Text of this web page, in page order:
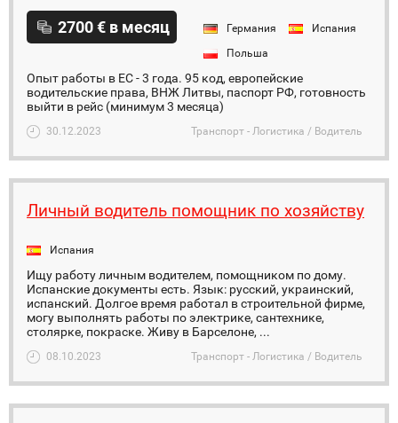
2700 € в месяц Германия
Испания
Польша
Опыт работы в ЕС - 3 года. 95 код, европейские
водительские права, ВНЖ Литвы, паспорт РФ, готовность
выйти в рейс (минимум 3 месяца)
30.12.2023 Транспорт - Логистика / Водитель
Личный водитель помощник по хозяйству
Испания
Ищу работу личным водителем, помощником по дому.
Испанские документы есть. Язык: русский, украинский,
испанский. Долгое время работал в строительной фирме,
могу выполнять работы по электрике, сантехнике,
столярке, покраске. Живу в Барселоне, ...
08.10.2023 Транспорт - Логистика / Водитель